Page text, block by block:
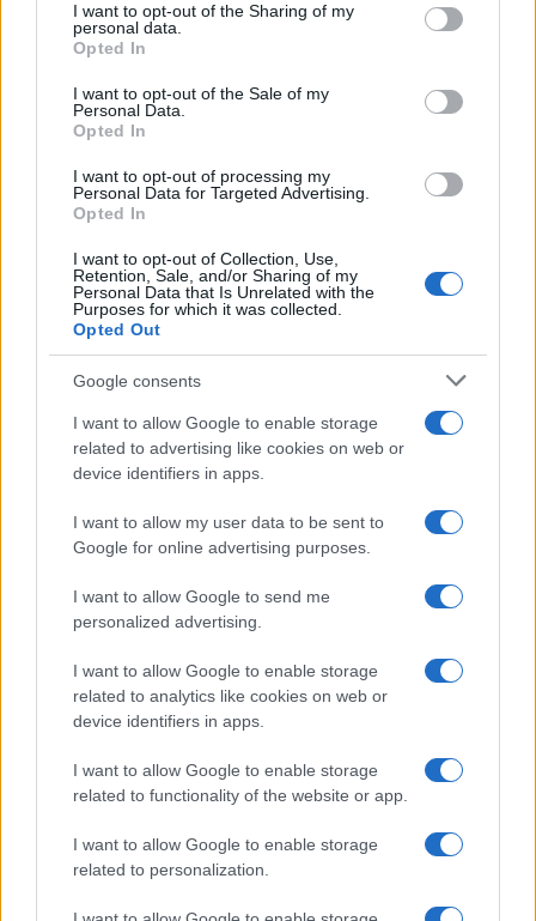
I want to opt-out of the Sharing of my
personal data.
Opted In
I want to opt-out of the Sale of my
Personal Data.
Opted In
I want to opt-out of processing my
Personal Data for Targeted Advertising.
Opted In
I want to opt-out of Collection, Use,
Retention, Sale, and/or Sharing of my
Personal Data that Is Unrelated with the
Purposes for which it was collected.
Opted Out
Google consents
I want to allow Google to enable storage
related to advertising like cookies on web or
device identifiers in apps.
I want to allow my user data to be sent to
Google for online advertising purposes.
I want to allow Google to send me
personalized advertising.
I want to allow Google to enable storage
related to analytics like cookies on web or
device identifiers in apps.
I want to allow Google to enable storage
related to functionality of the website or app.
I want to allow Google to enable storage
related to personalization.
cortocircuito logico al quale la narrazione sul
Green Passnon può reggere.
pezza, titolando con sprezzo del ridicolo (e della
deontologia professionale), che al Consiglio
europeo è passata la “linea Draghi” (
“Passa la linea dell’Italia”;La Stampa : “La Ue: sì al
green pass all’italiana”;Il Messaggero
convince la Ue”).
Ma la “linea Draghi” è passata solo nei titoli dei
giornali italiani. Anzi, dal documento conclusivo
del Consiglio Ue la linea Draghi sembrerebbe
respinta al mittente, con preghiera, la prossima
volta, di consultarsi almeno con i partner europei.
fronte all’evoluzione della situazione sulla base delle
migliori evidenze scientifiche disponibili, garantendo
nel contempo che qualsiasi restrizione sia basata su
criteri oggettivi e non comprometta il funzionamento
del mercato unico né ostacoli in modo
sproporzionato la libera circolazione tra gli Stati
membri o i viaggi verso l’Ue. Il Consiglio europeo
chiede la rapida adozione della raccomandazione